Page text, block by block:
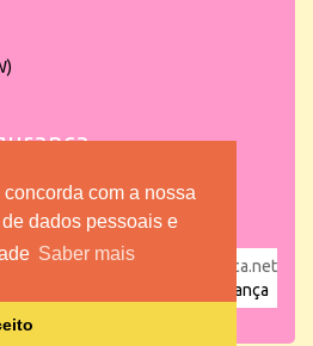
com a nossa
dados pessoais e
Saber mais
Copyright www.lojadacrianca.net
Loja da Criança